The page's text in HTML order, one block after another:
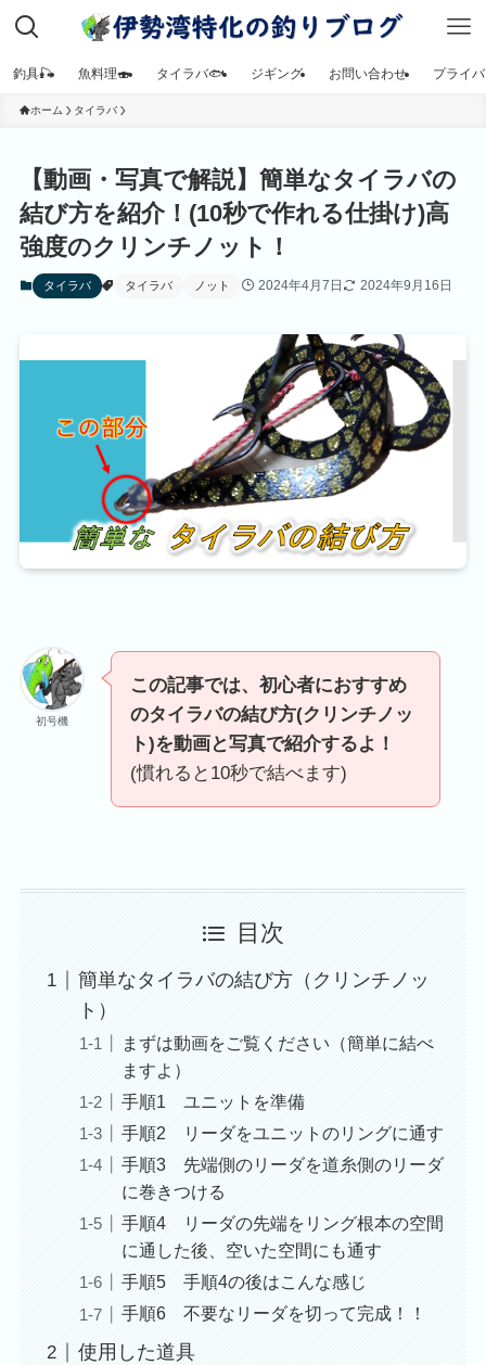
釣具🎣 魚料理🍣 タイラバ🐟 ジギング お問い合わせ プライ
ホーム タイラバ
【動画・写真で解説】簡単なタイラバの
結び方を紹介！(10秒で作れる仕掛け)高
強度のクリンチノット！
タイラバ タイラバ ノット 2024年4月7日 2024年9月16日
初号機
この記事では、初心者におすすめ
のタイラバの結び方(クリンチノッ
ト)を動画と写真で紹介するよ！
(慣れると10秒で結べます)
目次
簡単なタイラバの結び方（クリンチノッ
ト）
まずは動画をご覧ください（簡単に結べ
ますよ）
手順1 ユニットを準備
手順2 リーダをユニットのリングに通す
手順3 先端側のリーダを道糸側のリーダ
に巻きつける
手順4 リーダの先端をリング根本の空間
に通した後、空いた空間にも通す
手順5 手順4の後はこんな感じ
手順6 不要なリーダを切って完成！！
使用した道具